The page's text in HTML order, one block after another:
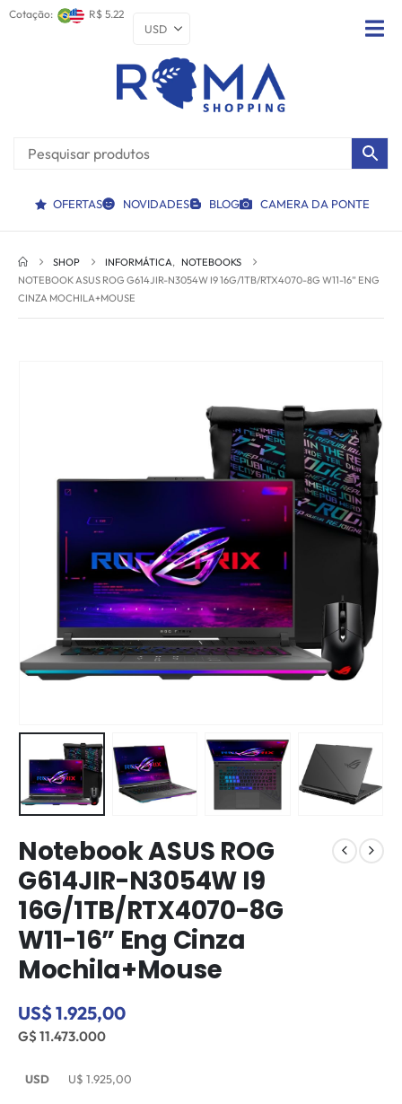
Cotação: R$ 5.22
OFERTAS NOVIDADES BLOG CAMERA DA PONTE
SHOP INFORMÁTICA, NOTEBOOKS
NOTEBOOK ASUS ROG G614JIR-N3054W I9 16G/1TB/RTX4070-8G W11-16” ENG
CINZA MOCHILA+MOUSE
Notebook ASUS ROG
G614JIR-N3054W I9
16G/1TB/RTX4070-8G
W11-16” Eng Cinza
Mochila+Mouse
US$ 1.925,00
G$ 11.473.000
USD U$ 1.925,00